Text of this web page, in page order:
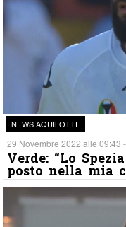
NEWS AQUILOTTE
29 Novembre 2022 alle 09:43
Verde: “Lo
posto nella mia